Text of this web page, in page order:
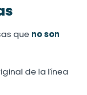
que no son
de la línea